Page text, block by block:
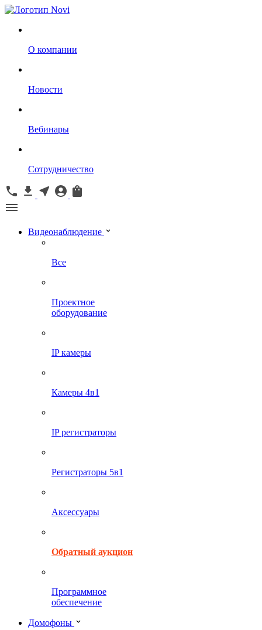
О компании
Новости
Вебинары
Сотрудничество
Видеонаблюдение
Все
Проектное
оборудование
IP камеры
Камеры 4в1
IP регистраторы
Регистраторы 5в1
Аксессуары
Обратный аукцион
Программное
обеспечение
Домофоны